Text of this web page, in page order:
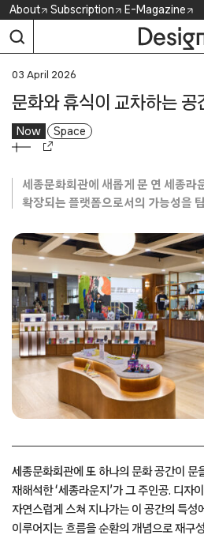
Skip
content
About Subscription E-Magazine
03 April 2026
문화와 휴식이 교차하는 공
Now Space
세종문화회관에 새롭게 문 연 세종라
확장되는 플랫폼으로서의 가능성을
세종문화회관에 또 하나의 문화 공간이 문
재해석한 ‘세종라운지’가 그 주인공. 디자
자연스럽게 스쳐 지나가는 이 공간의 특성
이루어지는 흐름을 순환의 개념으로 재구